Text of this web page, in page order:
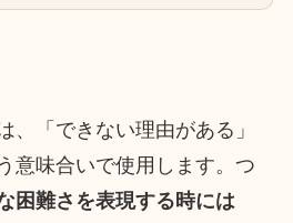
、「できない理由がある」
意味合いで使用します。つ
困難さを表現する時には